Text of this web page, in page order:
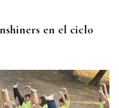
en el ciclo